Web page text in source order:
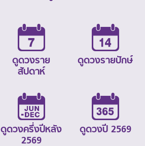
ดูดวงราย
สัปดาห์
ดูดวงรายปักษ์
ดูดวงครึ่งปีหลัง
2569
ดูดวงปี 2569